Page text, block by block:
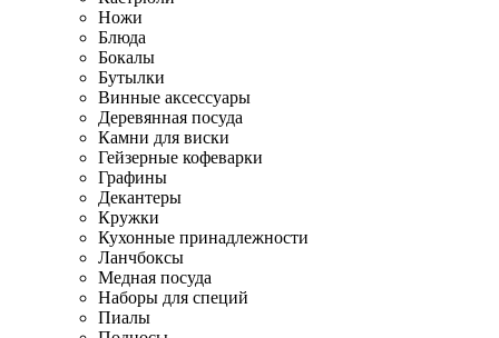
Ножи
Блюда
Бокалы
Бутылки
Винные аксессуары
Деревянная посуда
Камни для виски
Гейзерные кофеварки
Графины
Декантеры
Кружки
Кухонные принадлежности
Ланчбоксы
Медная посуда
Наборы для специй
Пиалы